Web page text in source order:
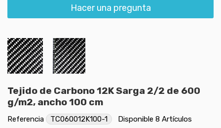
Hacer una pregunta
Tejido de Carbono 12K Sarga 2/2 de 600
g/m2, ancho 100 cm
Referencia TC060012K100-1 Disponible 8 Artículos